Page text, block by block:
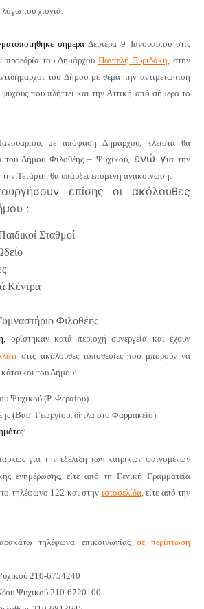
λόγω του χιονιά
σήμεραΔευτέρα9 Ιανουαρίουστις
προεδρία του Δημάρχου Παντελή Ξυριδάκη , στην
του Δήμου με θέμα την αντιμετώπιση
ψύχους που πλήττει και την Αττική από σήμερα το
με απόφαση Δημάρχου, κλειστά θα
του Δήμου Φιλοθέης – Ψυχικού, ενώ για την
την Τετάρτη, θα υπάρξει επόμενη ανακοίνωση.
επίσης οι ακόλουθες
:
Σταθμοί
Κέντρα
Φιλοθέης
ορίστηκαν κατά περιοχή συνεργεία καιέχουν
στις ακόλουθες τοποθεσίες που μπορούν να
του Δήμου:
Ψυχικού (Ρ. Φεραίου)
(Βασ. Γεωργίου, δίπλα στο Φαρμακείο)
:
για την εξέλιξη των καιρικών φαινομένων
ενημέρωσης, είτε από τη Γενική Γραμματεία
τηλέφωνο 122 και στην ιστοσελίδα, είτε από την
τηλέφωνα επικοινωνίας σε περίπτωση
210-6754240
Ψυχικού 210-6720100